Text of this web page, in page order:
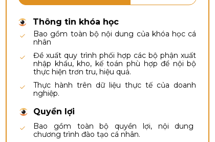
Bao gồm toàn bộ nội dung của khóa học cá
nhân
Đề xuất quy trình phối hợp các bộ phận xuất
nhập khẩu, kho, kế toán phù hợp để nội bộ
thực hiện trơn tru, hiệu quả.
Thực hành trên dữ liệu thực tế của doanh
nghiệp.
Thông tin khóa học
Bao gồm toàn bộ quyền lợi, nội dung
chương trình đào tạo cá nhân.
Quyền lợi